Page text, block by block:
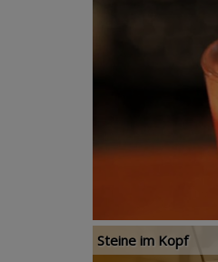
Steine im Kopf